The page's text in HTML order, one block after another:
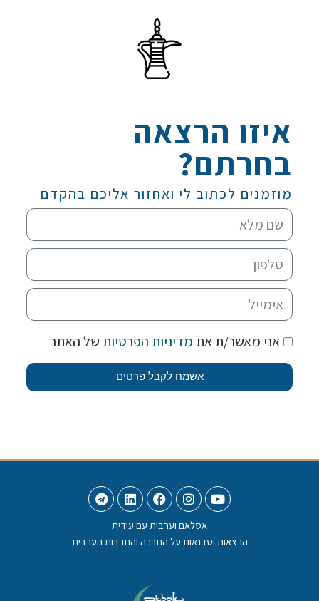
איזו הרצאה
בחרתם?
מוזמנים לכתוב לי ואחזור אליכם בהקדם
אני מאשר/ת את מדיניות הפרטיות של האתר
אשמח לקבל פרטים
אסלאם וערבית עם עידית
הרצאות וסדנאות על החברה והתרבות הערבית